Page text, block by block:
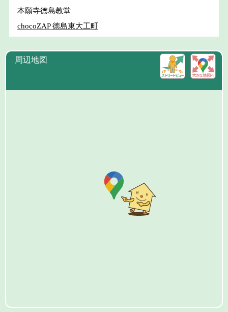
本願寺徳島教堂
chocoZAP 徳島東大工町
周辺地図